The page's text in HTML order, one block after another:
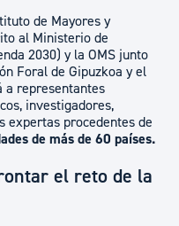
de Mayores y
al Ministerio de
2030) y la OMS junto
Foral de Gipuzkoa y el
a representantes
investigadores,
expertas procedentes de
de más de 60 países.
el reto de la